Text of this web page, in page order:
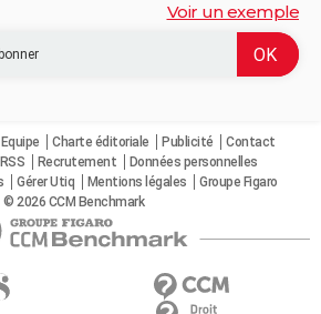
Voir un exemple
Equipe Charte éditoriale Publicité
Contact
RSS Recrutement
Données personnelles
Gérer Utiq Mentions légales
Groupe Figaro
© 2026 CCM Benchmark